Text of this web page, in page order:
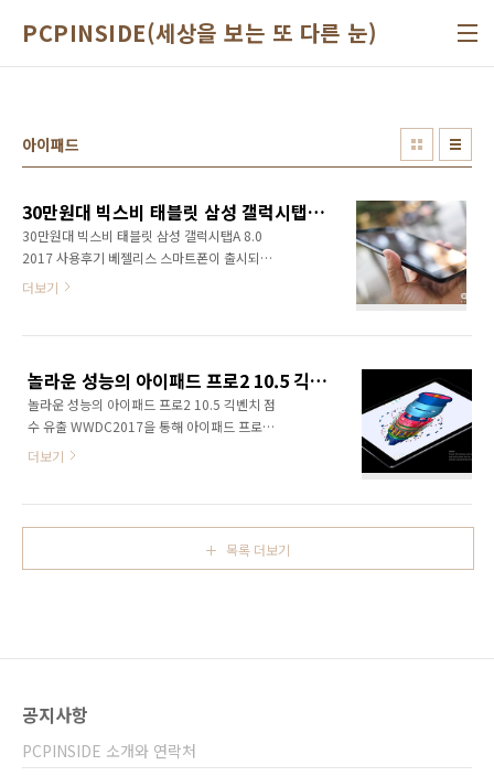
PCPINSIDE(세상을 보는 또 다른 눈)
아이패드
30만원대 빅스비 태블릿 삼성 갤럭시탭A 8.0 2017 사용후기
30만원대 빅스비 태블릿 삼성 갤럭시탭A 8.0
2017 사용후기 베젤리스 스마트폰이 출시되면
서 스마트폰 화면 크기가 점점 커지고 있다. 그러
콤을 통해 출시됐다. 갤럭시탭A 8.0 2017(SM-
T385) 이미 해외시장에서는 정식 출시된 갤럭시
탭A 8.0 2017은 가격과 성능의 타협점을 어느
정도 고려한 제품으로 평가할 수 있다. 운영체제
디스플레이(480nit) 프로세서 : 퀄컴 스냅드래곤
더보기
놀라운 성능의 아이패드 프로2 10.5 긱벤치 점수 유출
놀라운 성능의 아이패드 프로2 10.5 긱벤치 점
수 유출 WWDC2017을 통해 아이패드 프로
12.9인치와 함께 새롭게 아이패드 프로 10.5 모
애플 A10X 프로세서를 탑재했으며 A10X는 빅
탑재한..
더보기
목록 더보기
공지사항
PCPINSIDE 소개와 연락처